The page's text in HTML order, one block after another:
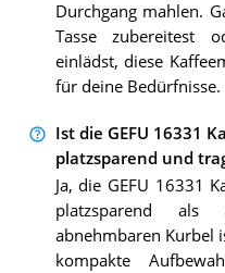
Durchgang mahlen.
Tasse zubereitest
einlädst, diese
für deine Bedürfnisse.
Ist die GEFU 16331
platzsparend und
Ja, die GEFU 16331
platzsparend
abnehmbaren Kurbel
kompakte